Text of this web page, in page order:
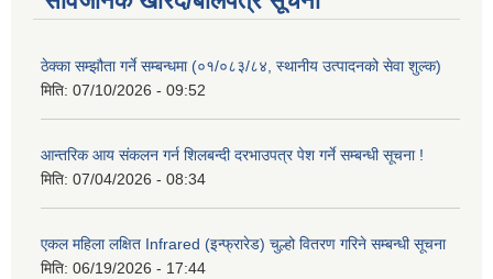
ठेक्का सम्झौता गर्ने सम्बन्धमा (०१/०८३/८४, स्थानीय उत्पादनको सेवा शुल्क)
मिति: 07/10/2026 - 09:52
आन्तरिक आय संकलन गर्न शिलबन्दी दरभाउपत्र पेश गर्ने सम्बन्धी सूचना !
मिति: 07/04/2026 - 08:34
एकल महिला लक्षित Infrared (इन्फ्रारेड) चुल्हो वितरण गरिने सम्बन्धी सूचना
मिति: 06/19/2026 - 17:44